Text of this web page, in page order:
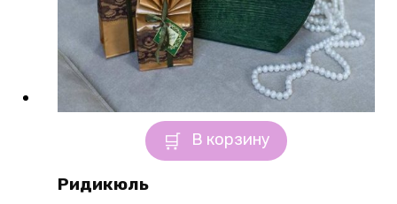
В корзину
Ридикюль